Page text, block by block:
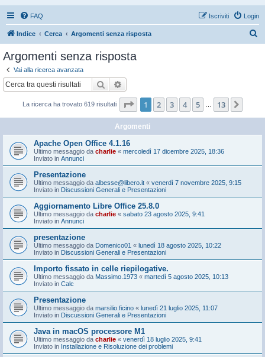
FAQ Login
Iscriviti
Indice Cerca Argomenti senza risposta
Argomenti senza risposta
Vai alla ricerca avanzata
Cerca
La ricerca ha trovato 619 risultati Pagina di 13
1 2 3 4 5 13
Argomenti
Apache Open Office 4.1.16
Ultimo messaggio da charlie « mercoledì 17 dicembre 2025, 18:36
Inviato in Annunci
Presentazione
Ultimo messaggio da albesse@libero.it « venerdì 7 novembre 2025, 9:15
Inviato in Discussioni Generali e Presentazioni
Aggiornamento Libre Office 25.8.0
Ultimo messaggio da charlie « sabato 23 agosto 2025, 9:41
Inviato in Annunci
presentazione
Ultimo messaggio da Domenico01 « lunedì 18 agosto 2025, 10:22
Inviato in Discussioni Generali e Presentazioni
Importo fissato in celle riepilogative.
Ultimo messaggio da Massimo.1973 « martedì 5 agosto 2025, 10:13
Inviato in Calc
Presentazione
Ultimo messaggio da marsilio.ficino « lunedì 21 luglio 2025, 11:07
Inviato in Discussioni Generali e Presentazioni
Java in macOS processore M1
Ultimo messaggio da charlie « venerdì 18 luglio 2025, 9:41
Inviato in Installazione e Risoluzione dei problemi